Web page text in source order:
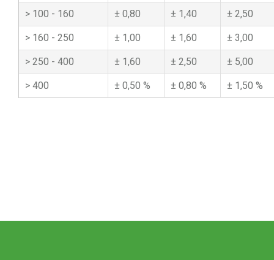
100 - 160 0,80 1,40 2,50
160 - 250 1,00 1,60 3,00
250 - 400 1,60 2,50 5,00
400 0,50 % 0,80 % 1,50 %